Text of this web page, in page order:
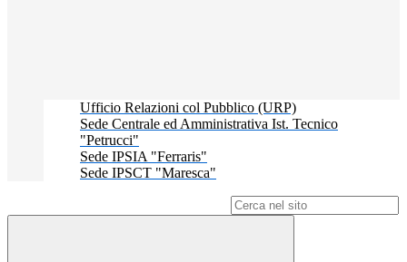
Ufficio Relazioni col Pubblico (URP)
Sede Centrale ed Amministrativa Ist. Tecnico
"Petrucci"
Sede IPSIA "Ferraris"
Sede IPSCT "Maresca"